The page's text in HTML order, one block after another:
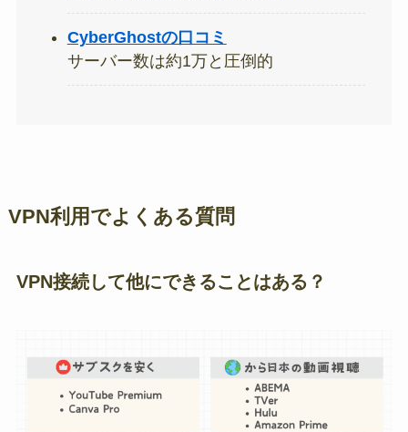
CyberGhostの口コミ
サーバー数は約1万と圧倒的
VPN利用でよくある質問
VPN接続して他にできることはある？